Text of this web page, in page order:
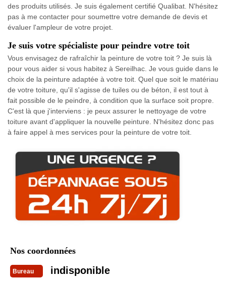
des produits utilisés. Je suis également certifié Qualibat. N'hésitez
pas à me contacter pour soumettre votre demande de devis et
évaluer l'ampleur de votre projet.
Je suis votre spécialiste pour peindre votre toit
Vous envisagez de rafraîchir la peinture de votre toit ? Je suis là
pour vous aider si vous habitez à Sereilhac. Je vous guide dans le
choix de la peinture adaptée à votre toit. Quel que soit le matériau
de votre toiture, qu'il s'agisse de tuiles ou de béton, il est tout à
fait possible de le peindre, à condition que la surface soit propre.
C'est là que j'interviens : je peux assurer le nettoyage de votre
toiture avant d'appliquer la nouvelle peinture. N'hésitez donc pas
à faire appel à mes services pour la peinture de votre toit.
Nos coordonnées
Bureau indisponible